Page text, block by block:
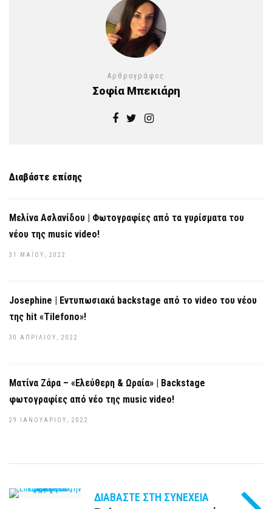
Αρθρογράφος
Σοφία Μπεκιάρη
Διαβάστε επίσης
Μελίνα Ασλανίδου | Φωτογραφίες από τα γυρίσματα του
νέου της music video!
31 ΜΑΪ́ΟΥ, 2022
Josephine | Εντυπωσιακά backstage από το video του νέου
της hit «Tilefono»!
30 ΑΠΡΙΛΊΟΥ, 2022
Ματίνα Ζάρα – «Ελεύθερη & Ωραία» | Backstage
φωτογραφίες από νέο της music video!
29 ΙΑΝΟΥΑΡΊΟΥ, 2022
ΔΙΑΒΆΣΤΕ ΣΤΗ ΣΥΝΈΧΕΙΑ